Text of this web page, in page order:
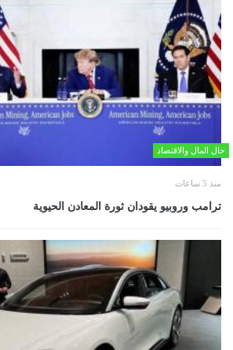
حال المال والاقتصاد
منذ 5 ساعات
ترامب وروبيو يقودان ثورة المعادن الحيوية